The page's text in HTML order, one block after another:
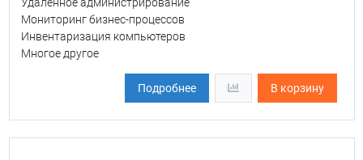
Удаленное администрирование
Мониторинг бизнес-процессов
Инвентаризация компьютеров
Многое другое
Подробнее В корзину